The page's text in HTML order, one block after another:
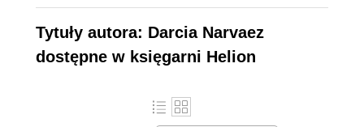
Tytuły autora: Darcia Narvaez
dostępne w księgarni Helion